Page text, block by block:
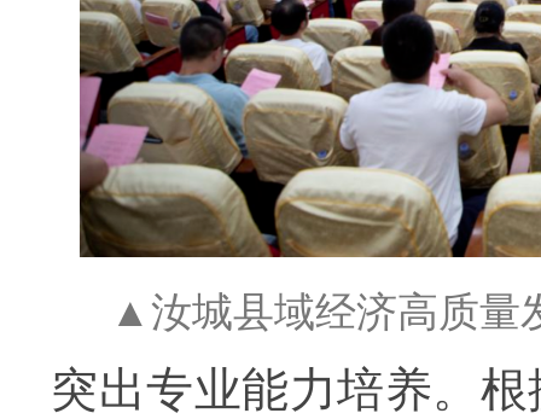
▲汝城县域经济高质量
突出专业能力培养。